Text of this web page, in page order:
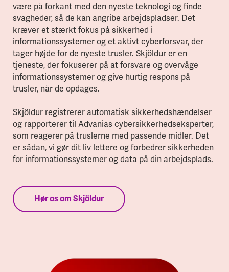
være på forkant med den nyeste teknologi og finde
svagheder, så de kan angribe arbejdspladser. Det
kræver et stærkt fokus på sikkerhed i
informationssystemer og et aktivt cyberforsvar, der
tager højde for de nyeste trusler. Skjöldur er en
tjeneste, der fokuserer på at forsvare og overvåge
informationssystemer og give hurtig respons på
trusler, når de opdages.
Skjöldur registrerer automatisk sikkerhedshændelser
og rapporterer til Advanias cybersikkerhedseksperter,
som reagerer på truslerne med passende midler. Det
er sådan, vi gør dit liv lettere og forbedrer sikkerheden
for informationssystemer og data på din arbejdsplads.
Hør os om Skjöldur